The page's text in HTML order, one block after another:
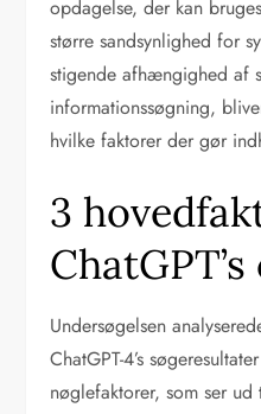
opdagelse, der kan
større sandsynlighed for
stigende afhængighed af
informationssøgning,
hvilke faktorer der gør
3
Undersøgelsen
ChatGPT-4’s
nøglefaktorer, som ser